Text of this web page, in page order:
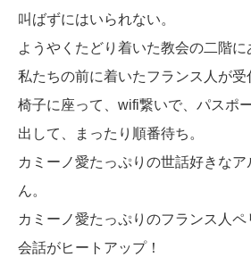
叫ばずにはいられない。
ようやくたどり着いた教会の二階に
私たちの前に着いたフランス人が受
椅子に座って、wifi繋いで、パスポ
出して、まったり順番待ち。
カミーノ愛たっぷりの世話好きなア
ん。
カミーノ愛たっぷりのフランス人ペ
会話がヒートアップ！